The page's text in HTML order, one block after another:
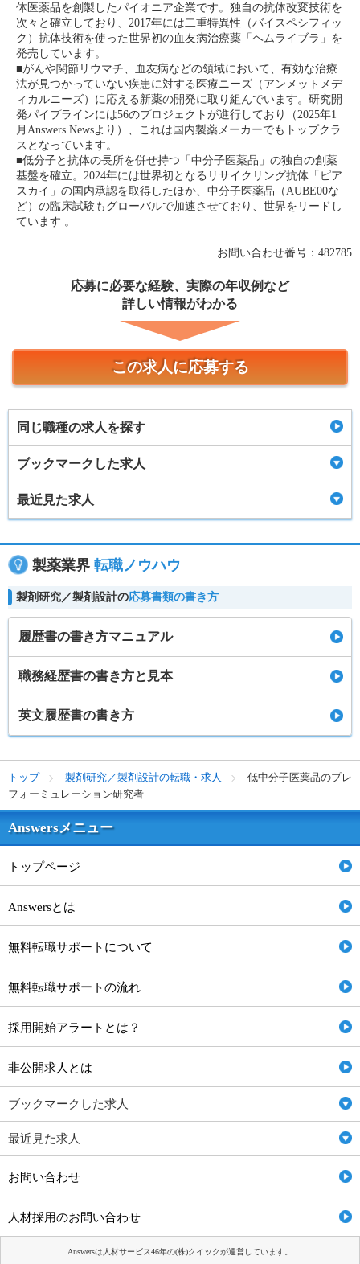
体医薬品を創製したパイオニア企業です。独自の抗体改変技術を
次々と確立しており、2017年には二重特異性（バイスペシフィッ
ク）抗体技術を使った世界初の血友病治療薬「ヘムライブラ」を
発売しています。
■がんや関節リウマチ、血友病などの領域において、有効な治療
法が見つかっていない疾患に対する医療ニーズ（アンメットメデ
ィカルニーズ）に応える新薬の開発に取り組んでいます。研究開
発パイプラインには56のプロジェクトが進行しており（2025年1
月Answers Newsより）、これは国内製薬メーカーでもトップクラ
スとなっています。
■低分子と抗体の長所を併せ持つ「中分子医薬品」の独自の創薬
基盤を確立。2024年には世界初となるリサイクリング抗体「ピア
スカイ」の国内承認を取得したほか、中分子医薬品（AUBE00な
ど）の臨床試験もグローバルで加速させており、世界をリードし
ています 。
お問い合わせ番号：482785
応募に必要な経験、実際の年収例など
詳しい情報がわかる
この求人に応募する
同じ職種の求人を探す
ブックマークした求人
最近見た求人
製薬業界 転職ノウハウ
製剤研究／製剤設計の応募書類の書き方
履歴書の書き方マニュアル
職務経歴書の書き方と見本
英文履歴書の書き方
トップ 製剤研究／製剤設計の転職・求人
低中分子医薬品のプレ
フォーミュレーション研究者
Answersメニュー
トップページ
Answersとは
無料転職サポートについて
無料転職サポートの流れ
採用開始アラートとは？
非公開求人とは
ブックマークした求人
最近見た求人
お問い合わせ
人材採用のお問い合わせ
Answersは人材サービス46年の(株)クイックが運営しています。